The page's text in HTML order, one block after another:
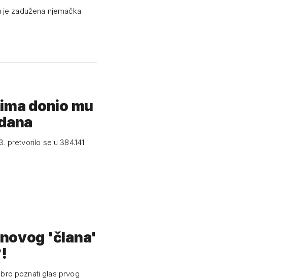
zadužena njemačka
donio mu
pretvorilo se u 384.141
'člana'
poznati glas prvog